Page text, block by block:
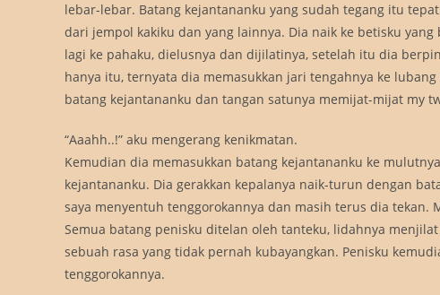
lebar-lebar. Batang kejantananku yang sudah tegang itu
dari jempol kakiku dan yang lainnya. Dia naik ke betisku
lagi ke pahaku, dielusnya dan dijilatinya, setelah itu dia
hanya itu, ternyata dia memasukkan jari tengahnya ke
batang kejantananku dan tangan satunya memijat-mijat my
“Aaahh..!” aku mengerang kenikmatan.
Kemudian dia memasukkan batang kejantananku ke
kejantananku. Dia gerakkan kepalanya naik-turun dengan
saya menyentuh tenggorokannya dan masih terus dia
Semua batang penisku ditelan oleh tanteku, lidahnya
sebuah rasa yang tidak pernah kubayangkan. Penisku
tenggorokannya.